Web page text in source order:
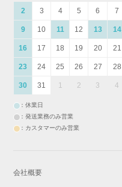
2 3 4 5 6 7
9 10 11 12 13 14
16 17 18 19 20 21
23 24 25 26 27 28
30 31 1 2 3 4
：休業日
：発送業務のみ営業
：カスタマーのみ営業
会社概要